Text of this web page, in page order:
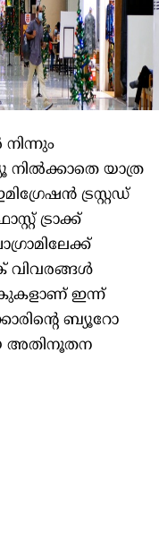
നിൽക്കാതെ യാത്ര
ട്രസ്റ്റഡ്
ട്രാക്ക്
വിവരങ്ങൾ
ഇന്ന്
ബ്യൂറോ
അതിനൂതന